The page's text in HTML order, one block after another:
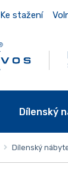
Ke stažení
Dílenský
Dílenský